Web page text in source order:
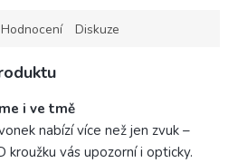
Hodnocení Diskuze
i ve tmě
nabízí více než jen zvuk –
kroužku vás upozorní i opticky.